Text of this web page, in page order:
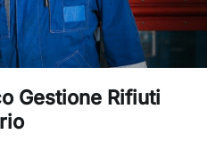
Gestione Rifiuti